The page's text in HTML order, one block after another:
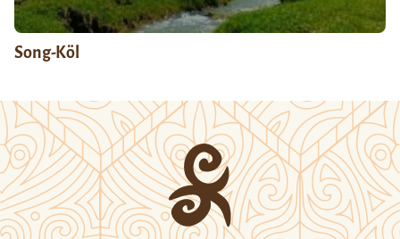
Song-Köl